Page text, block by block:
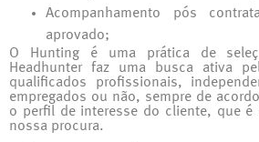
Acompanhamento pós
aprovado;
O Hunting é uma prática de
Headhunter faz uma busca ativa
qualificados profissionais,
empregados ou não, sempre de
o perfil de interesse do cliente, que
nossa procura.